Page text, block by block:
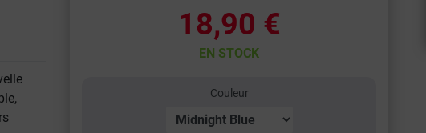
18,90 €
EN STOCK
Couleur